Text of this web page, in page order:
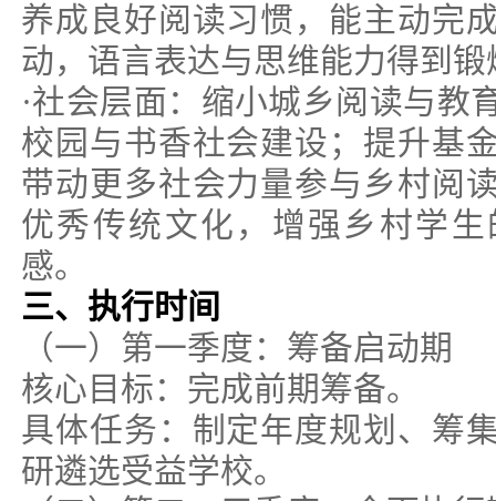
养成良好阅读习惯，能主动完
动，语言表达与思维能力得到锻
·社会层面：缩小城乡阅读与教
校园与书香社会建设；提升基
带动更多社会力量参与乡村阅
优秀传统文化，增强乡村学
感。
三、执行时间
（一）第一季度：筹备启动期
核心目标：完成前期筹备。
具体任务：制定年度规划、筹
研遴选受益学校。